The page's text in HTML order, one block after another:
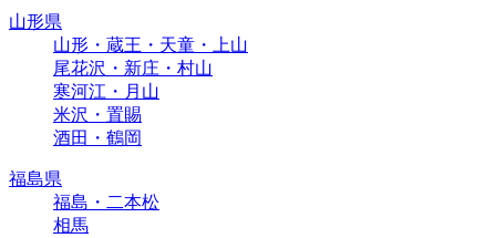
山形県
山形・蔵王・天童・上山
尾花沢・新庄・村山
寒河江・月山
米沢・置賜
酒田・鶴岡
福島県
福島・二本松
相馬